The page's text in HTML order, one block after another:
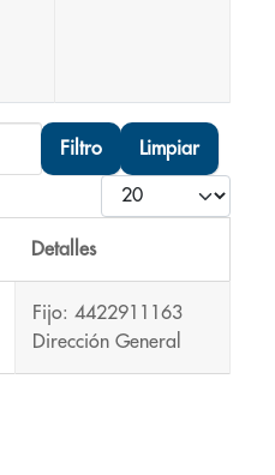
Filtro Limpiar
Cantidad
Detalles
Fijo: 4422911163
Dirección General